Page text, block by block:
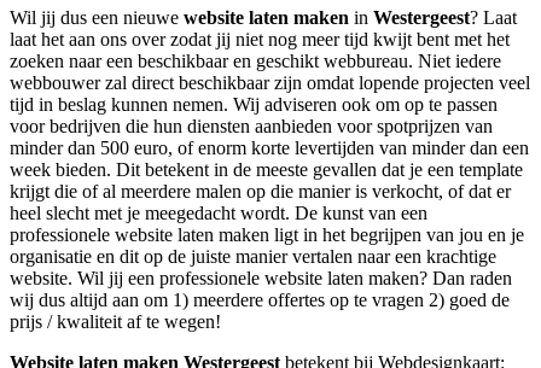
Wil jij dus een nieuwe website laten maken in Westergeest? Laat
laat het aan ons over zodat jij niet nog meer tijd kwijt bent met het
zoeken naar een beschikbaar en geschikt webbureau. Niet iedere
webbouwer zal direct beschikbaar zijn omdat lopende projecten veel
tijd in beslag kunnen nemen. Wij adviseren ook om op te passen
voor bedrijven die hun diensten aanbieden voor spotprijzen van
minder dan 500 euro, of enorm korte levertijden van minder dan een
week bieden. Dit betekent in de meeste gevallen dat je een template
krijgt die of al meerdere malen op die manier is verkocht, of dat er
heel slecht met je meegedacht wordt. De kunst van een
professionele website laten maken ligt in het begrijpen van jou en je
organisatie en dit op de juiste manier vertalen naar een krachtige
website. Wil jij een professionele website laten maken? Dan raden
wij dus altijd aan om 1) meerdere offertes op te vragen 2) goed de
prijs / kwaliteit af te wegen!
Website laten maken Westergeest betekent bij Webdesignkaart: